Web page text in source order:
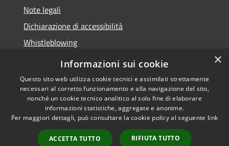
Note legali
Dichiarazione di accessibilità
Whistleblowing
RSS
Accessibilità
Privacy
Mappa del sito
Copyright © 2026 • Comune di
Bussolengo • Powered by
Municipium•Accesso
redazione
×
Informazioni sui cookie
Questo sito web utilizza cookie tecnici e assimilati strettamente
necessari al corretto funzionamento e alla navigazione del sito,
nonché un cookie tecnico analitico al solo fine di elaborare
informazioni statistiche, aggregate e anonime.
Per maggiori dettagli, può consultare la cookie policy al seguente link
ACCETTA TUTTO RIFIUTA TUTTO